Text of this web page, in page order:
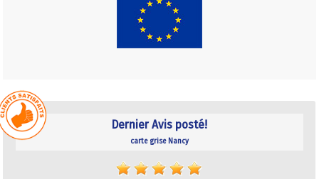
Dernier Avis posté!
carte grise Nancy